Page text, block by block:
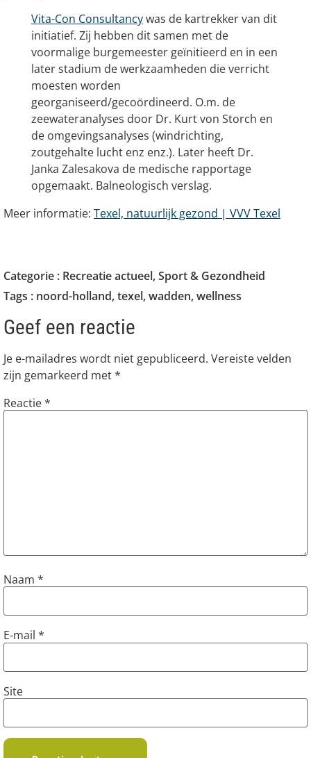
Vita-Con Consultancywas de kartrekker van dit
initiatief. Zij hebben dit samen met de
voormalige burgemeester geïnitieerd en in een
later stadium de werkzaamheden die verricht
moesten worden
georganiseerd/gecoördineerd. O.m. de
zeewateranalyses door Dr. Kurt von Storch en
de omgevingsanalyses (windrichting,
zoutgehalte lucht enz enz.). Later heeft Dr.
Janka Zalesakova de medische rapportage
opgemaakt. Balneologisch verslag.
Meer informatie: Texel, natuurlijk gezond | VVV Texel
Categorie : Recreatie actueel,Sport & Gezondheid
Tags : noord-holland,texel,wadden,wellness
Geef een reactie
Je e-mailadres wordt niet gepubliceerd. Vereiste velden
zijn gemarkeerd met*
Reactie*
Naam *
E-mail *
Site